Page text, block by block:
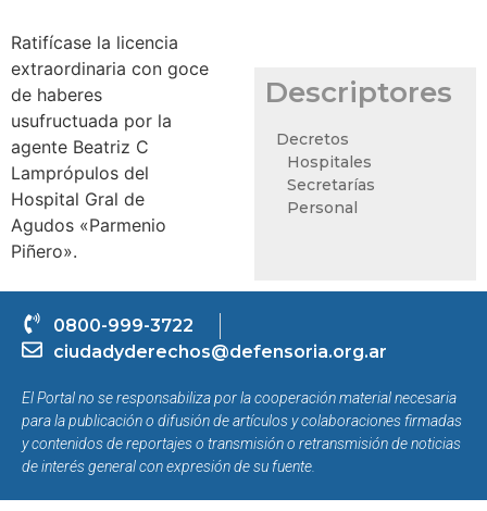
Ratifícase la licencia
extraordinaria con goce
de haberes
usufructuada por la
agente Beatriz C
Lamprópulos del
Hospital Gral de
Agudos «Parmenio
Piñero».
Descriptores
Decretos
Hospitales
Secretarías
Personal
0800-999-3722
ciudadyderechos@defensoria.org.ar
El Portal no se responsabiliza por la cooperación material necesaria
para la publicación o difusión de artículos y colaboraciones firmadas
y contenidos de reportajes o transmisión o retransmisión de noticias
de interés general con expresión de su fuente.